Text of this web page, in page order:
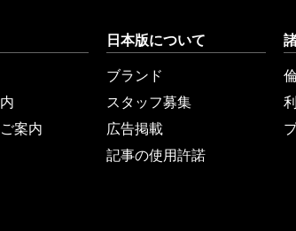
案内
日本版について
ブランド
スタッフ募集
広告掲載
記事の使用許諾